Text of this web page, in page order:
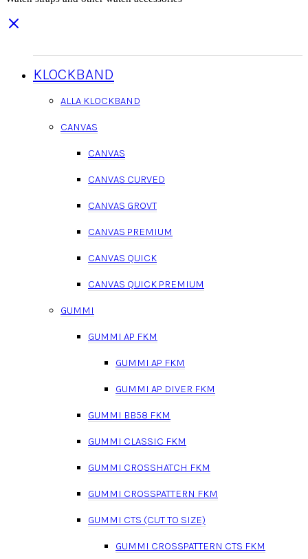
KLOCKBAND
ALLA KLOCKBAND
CANVAS
CANVAS
CANVAS CURVED
CANVAS GROVT
CANVAS PREMIUM
CANVAS QUICK
CANVAS QUICK PREMIUM
GUMMI
GUMMI AP FKM
GUMMI AP FKM
GUMMI AP DIVER FKM
GUMMI BB58 FKM
GUMMI CLASSIC FKM
GUMMI CROSSHATCH FKM
GUMMI CROSSPATTERN FKM
GUMMI CTS (CUT TO SIZE)
GUMMI CROSSPATTERN CTS FKM